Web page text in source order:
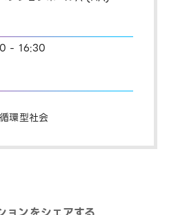
- 16:30
環型社会